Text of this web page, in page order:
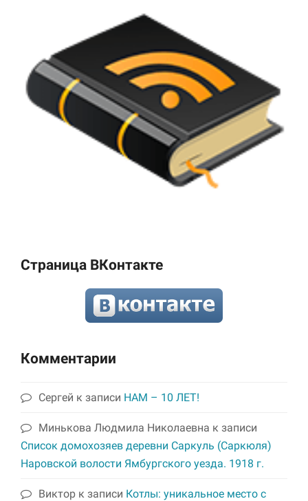
Страница ВКонтакте
Комментарии
Сергей к записи НАМ – 10 ЛЕТ!
Минькова Людмила Николаевна к записи
Список домохозяев деревни Саркуль (Саркюля)
Наровской волости Ямбургского уезда. 1918 г.
Виктор к записи Котлы: уникальное место с